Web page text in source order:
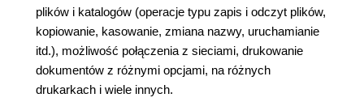
plików i katalogów (operacje typu zapis i odczyt plików,
kopiowanie, kasowanie, zmiana nazwy, uruchamianie
itd.), możliwość połączenia z sieciami, drukowanie
dokumentów z różnymi opcjami, na różnych
drukarkach i wiele innych.